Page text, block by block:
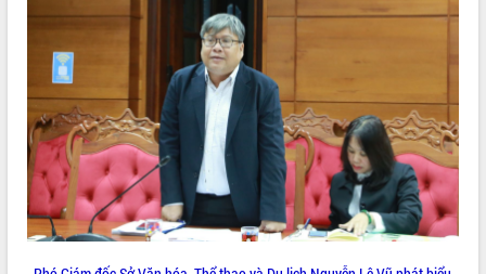
Lễ truy điệu và an táng hài cốt liệt sĩ
tại Nghĩa trang Liệt sĩ xã Sơn Hòa
Bàn giải pháp tháo gỡ khó khăn trong
xuất khẩu sầu riêng và triển khai quy
định EUDR
Thứ trưởng Bộ Nông nghiệp và Môi
trường Nguyễn Hoàng Hiệp khảo sát
vùng trồng và doanh nghiệp đóng gói
sầu riêng tại Đắk Lắk
Trình diễn nghệ thuật chế biến các
THỐNG KÊ TRUY CẬP
Hôm nay:
66035690